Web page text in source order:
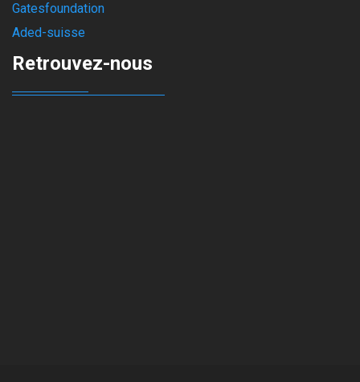
Gatesfoundation
Aded-suisse
Retrouvez-nous